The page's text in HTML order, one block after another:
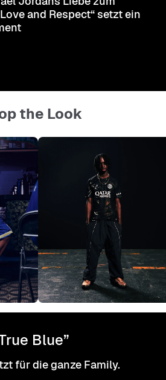
and Respect“ setzt ein
the Look
Blue”
für die ganze Family.